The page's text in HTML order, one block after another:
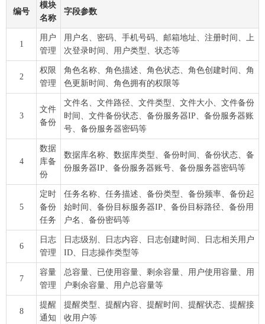
编号
模块
名称
字段参数
1
用户
管理
用户名、密码、手机号码、邮箱地址、注册时间、上
次登录时间、用户类型、状态等
2
权限
管理
角色名称、角色描述、角色状态、角色创建时间、角
色更新时间、角色拥有的权限等
3
文件
备份
文件名、文件路径、文件类型、文件大小、文件备份
时间、文件备份状态、备份服务器IP、备份服务器账
号、备份服务器密码等
4
数据
库备
份
数据库名称、数据库类型、备份时间、备份状态、备
份服务器IP、备份服务器账号、备份服务器密码等
5
定时
备份
任务
任务名称、任务描述、备份类型、备份频率、备份起
始时间、备份目标服务器IP、备份目标路径、备份用
户名、备份密码等
6
日志
管理
日志级别、日志内容、日志创建时间、日志相关用户
ID、日志操作类型等
7
容量
管理
总容量、已使用容量、剩余容量、用户使用容量、用
户剩余容量、用户总容量等
8
提醒
通知
提醒类型、提醒内容、提醒时间、提醒状态、提醒接
收用户等